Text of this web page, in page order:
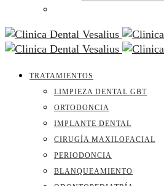
TRATAMIENTOS
LIMPIEZA DENTAL GBT
ORTODONCIA
IMPLANTE DENTAL
CIRUGÍA MAXILOFACIAL
PERIODONCIA
BLANQUEAMIENTO